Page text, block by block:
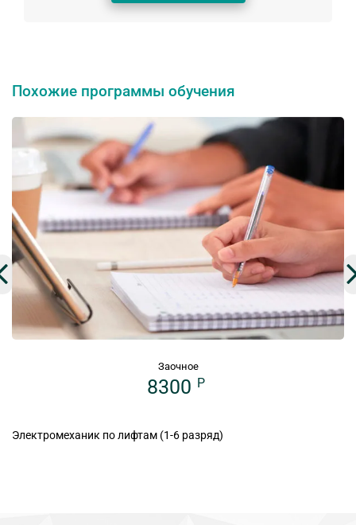
Похожие программы обучения
Заочное
8300 P
Электромеханик по лифтам (1-6 разряд)